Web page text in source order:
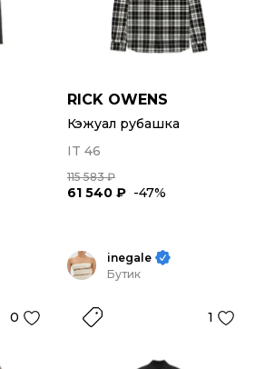
RICK OWENS
Кэжуал рубашка
IT 46
115 583 ₽
61 540 ₽ -47%
0
inegale
Бутик
1